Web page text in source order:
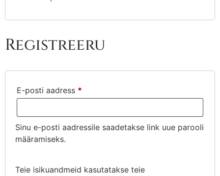
Registreeru
E-posti aadress *
Sinu e-posti aadressile saadetakse link uue parooli
määramiseks.
Teie isikuandmeid kasutatakse teie